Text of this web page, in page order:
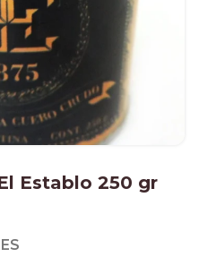
Establo 250 gr